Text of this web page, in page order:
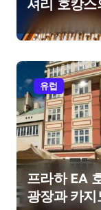
셔리 호캉스
유럽
프라하 EA
광장과 카